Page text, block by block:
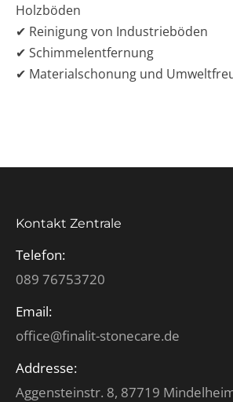
Holzböden
✔ Reinigung von Industrieböden
✔ Schimmelentfernung
✔ Materialschonung und
Kontakt Zentrale
Telefon:
089 76753720
Email:
office@finalit-stonecare.de
Addresse:
Aggensteinstr. 8, 87719